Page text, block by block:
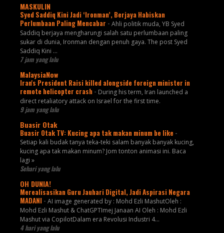
MASKULIN
Syed Saddiq Kini Jadi ‘Ironman’, Berjaya Habiskan
Perlumbaan Paling Mencabar - Ahli politik muda, YB Syed
Saddiq berjaya mengharungi salah satu perlumbaan paling
sukar di dunia, Ironman dengan penuh gaya. The post Syed
Saddiq Kini ...
7 jam yang lalu
MalaysiaNow
Iran's President Raisi killed alongside foreign minister in
remote helicopter crash - During his term, Iran launched a
direct retaliatory attack on Israel for the first time.
9 jam yang lalu
Buasir Otak
Buasir Otak TV: Kucing apa tak makan minum be like -
Setiap kali budak tanya teka-teki salam banyak banyak kucing,
kucing apa tak makan minum? Jom tonton animasi ini. Baca
lagi »
Sehari yang lalu
OH DUNIA!
Merealisasikan Guru Jauhari Digital, Jadi Aspirasi Negara
MADANI - AI image generated by : Mohd Ezli MashutOleh :
Mohd Ezli Mashut & ChatGPTImej Janaan AI Oleh : Mohd Ezli
Mashut via CopilotDalam era Revolusi Industri 4...
4 hari yang lalu